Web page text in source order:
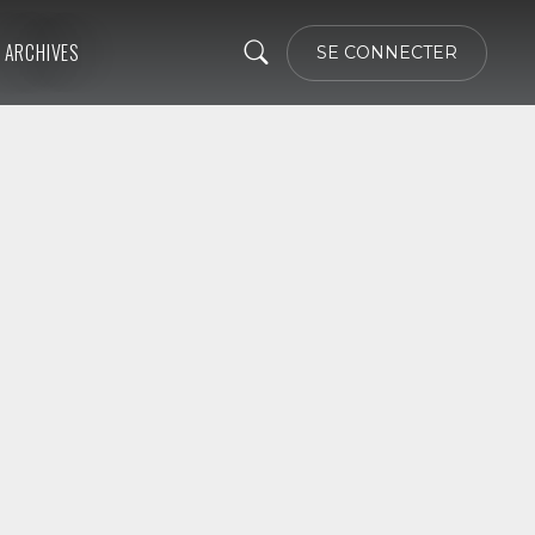
SE CONNECTER
ARCHIVES